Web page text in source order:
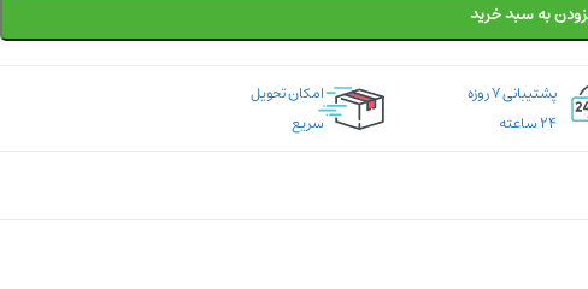
به سبد خرید
پشتیبانی ۷ روزه
۲۴ ساعته
امکان تحویل
سریع